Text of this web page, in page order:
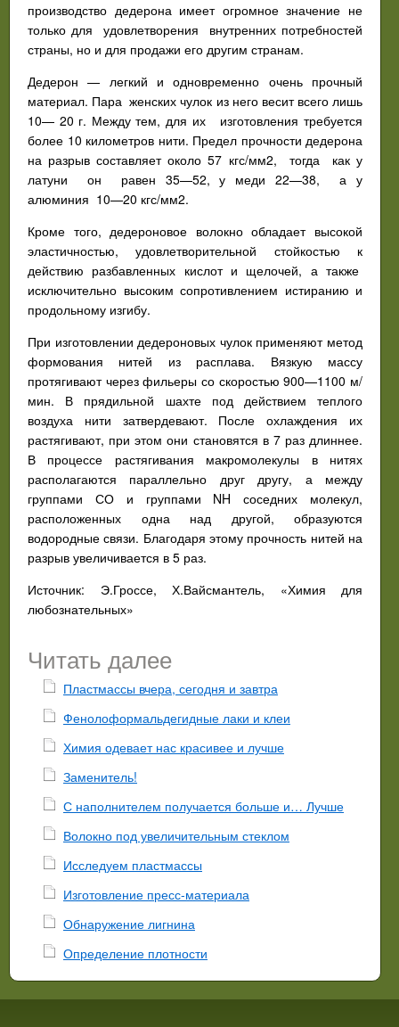
производство дедерона имеет огромное значение не
только для удовлетворения внутренних потребностей
страны, но и для продажи его другим странам.
Дедерон — легкий и одновременно очень прочный
материал. Пара женских чулок из него весит всего лишь
10— 20 г. Между тем, для их изготовления требуется
более 10 километров нити. Предел прочности дедерона
на разрыв составляет около 57 кгс/мм2, тогда как у
латуни он равен 35—52, у меди 22—38, а у
алюминия 10—20 кгс/мм2.
Кроме того, дедероновое волокно обладает высокой
эластичностью, удовлетворительной стойкостью к
действию разбавленных кислот и щелочей, а также
исключительно высоким сопротивлением истиранию и
продольному изгибу.
При изготовлении дедероновых чулок применяют метод
формования нитей из расплава. Вязкую массу
протягивают через фильеры со скоростью 900—1100 м/
мин. В прядильной шахте под действием теплого
воздуха нити затвердевают. После охлаждения их
растягивают, при этом они становятся в 7 раз длиннее.
В процессе растягивания макромолекулы в нитях
располагаются параллельно друг другу, а между
группами СО и группами NH соседних молекул,
расположенных одна над другой, образуются
водородные связи. Благодаря этому прочность нитей на
разрыв увеличивается в 5 раз.
Источник: Э.Гроссе, Х.Вайсмантель, «Химия для
любознательных»
Читать далее
Пластмассы вчера, сегодня и завтра
Фенолоформальдегидные лаки и клеи
Химия одевает нас красивее и лучше
Заменитель!
С наполнителем получается больше и… Лучше
Волокно под увеличительным стеклом
Исследуем пластмассы
Изготовление пресс-материала
Обнаружение лигнина
Определение плотности